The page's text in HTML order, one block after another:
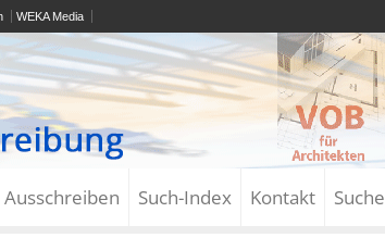
WEKA Media
Such-Index Kontakt Suche